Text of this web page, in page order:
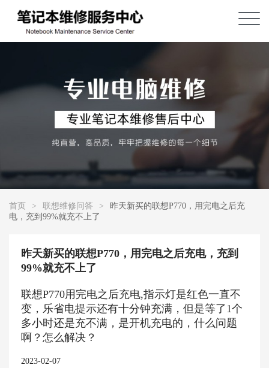
首页 > 联想维修问答 >
昨天新买的联想P770，用完电之后充
电，充到99%就充不上了
昨天新买的联想P770，用完电之后充电，充到
99%就充不上了
联想P770用完电之后充电,指示灯是红色一直不
变，乐省电提示还有十分钟充满，但是等了1个
多小时还是充不满，是开机充电的，什么问题
啊？怎么解决？
2023-02-07